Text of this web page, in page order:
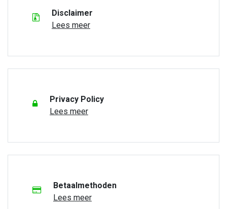
Disclaimer
Lees meer
Privacy Policy
Lees meer
Betaalmethoden
Lees meer